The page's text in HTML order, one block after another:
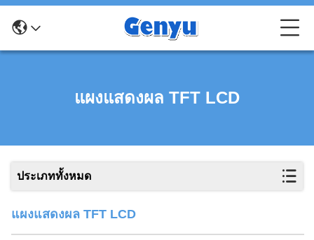
แผงแสดงผล TFT LCD
ประเภททั้งหมด
แผงแสดงผล TFT LCD